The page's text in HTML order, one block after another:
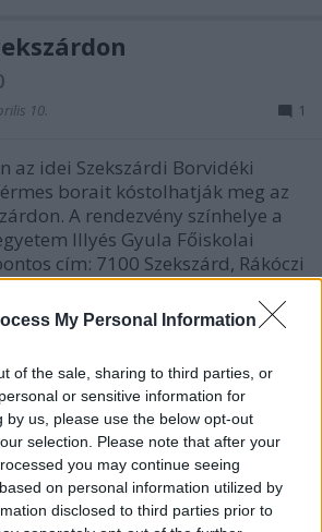
My Personal Information
of the sale, sharing to third parties, or
or sensitive information for
by us, please use the below opt-out
selection. Please note that after your
you may continue seeing
on personal information utilized by
disclosed to third parties prior to
10. 1
az idei Szekszárdi Borvidéki
borait kóstolhatják meg az
A rendezvény színhelye a
Illyés Gyula Főiskolai
cím: 7100 Szekszárd, Rákóczi
le, hogy Magyarország
vidék. Ezt halljuk minden
ezt visszhangozza a hazai